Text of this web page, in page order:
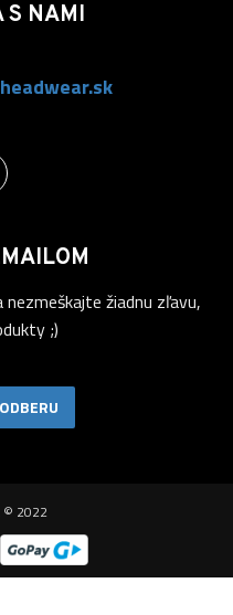
S NAMI
žiadnu zľavu,
;)
© 2022